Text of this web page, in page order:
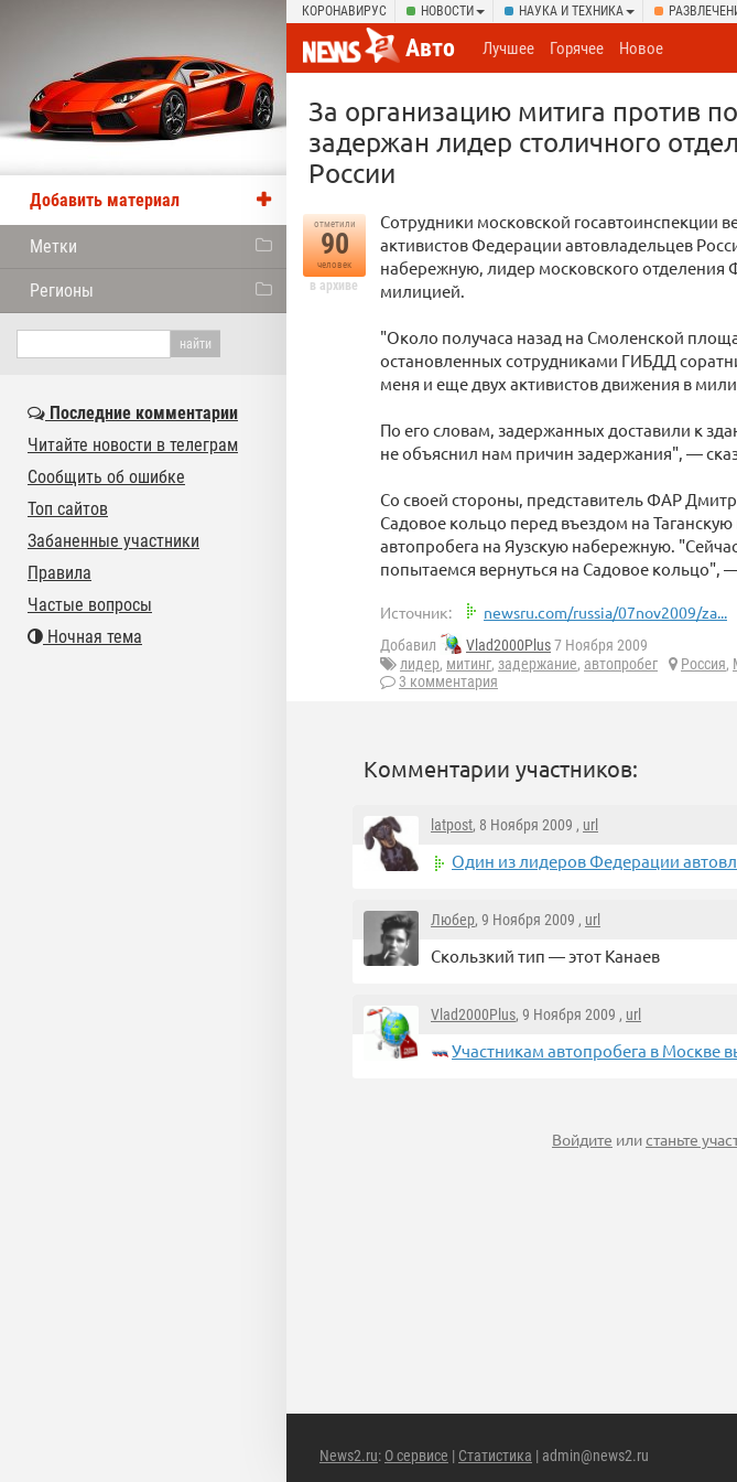
КОРОНАВИРУС НОВОСТИ НАУКА И ТЕХНИКА
Авто Лучшее Горячее Новое
За организацию митига против
задержан лидер столичного
России
отметили
90
человек
в архиве
Сотрудники московской госавтоинспекции
активистов Федерации автовладельцев
набережную, лидер московского отделения
милицией.
"Около получаса назад на Смоленской
остановленных сотрудниками ГИБДД
меня и еще двух активистов движения в
По его словам, задержанных доставили к
не объяснил нам причин задержания", —
Со своей стороны, представитель ФАР
Садовое кольцо перед въездом на
автопробега на Яузскую набережную.
попытаемся вернуться на Садовое кольцо",
Источник: newsru.com/russia/07nov2009/za...
Добавил Vlad2000Plus7 Ноября 2009
лидер, митинг, задержание, автопробег Россия,
3 комментария
Комментарии участников:
latpost, 8 Ноября 2009 , url
Один из лидеров Федерации
Любер, 9 Ноября 2009 , url
Скользкий тип — этот Канаев
Vlad2000Plus, 9 Ноября 2009 , url
Участникам автопробега в Москве
Войдите илистаньте
News2.ru: О сервисе | Статистика | admin@news2.ru
Добавить материал
Метки
Регионы
Последние комментарии
Читайте новости в телеграм
Сообщить об ошибке
Топ сайтов
Забаненные участники
Правила
Частые вопросы
Ночная тема